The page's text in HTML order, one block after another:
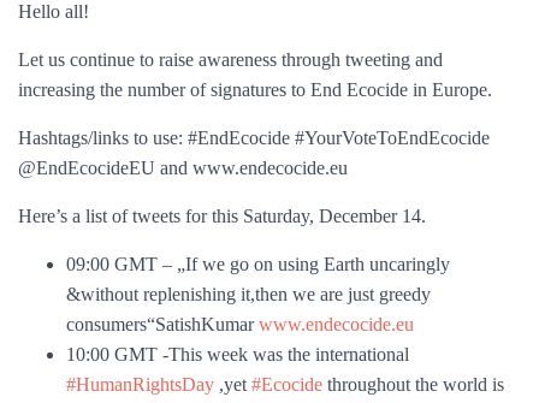
Hello all!
Let us continue to raise awareness through tweeting and
increasing the number of signatures to End Ecocide in Europe.
Hashtags/links to use: #EndEcocide #YourVoteToEndEcocide
@EndEcocideEU and www.endecocide.eu
Here’s a list of tweets for this Saturday, December 14.
09:00 GMT – „If we go on using Earth uncaringly
&without replenishing it,then we are just greedy
consumers“SatishKumarwww.endecocide.eu
10:00 GMT -This week was the international
#HumanRightsDay ,yet #Ecocide throughout the world is